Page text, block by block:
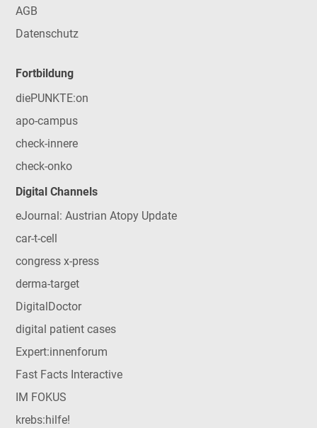
AGB
Datenschutz
Fortbildung
diePUNKTE:on
apo-campus
check-innere
check-onko
Digital Channels
eJournal: Austrian Atopy Update
car-t-cell
congress x-press
derma-target
DigitalDoctor
digital patient cases
Expert:innenforum
Fast Facts Interactive
IM FOKUS
krebs:hilfe!